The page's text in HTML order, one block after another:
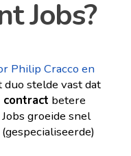
Jobs?
Philip Cracco en
duo stelde vast dat
betere
groeide snel